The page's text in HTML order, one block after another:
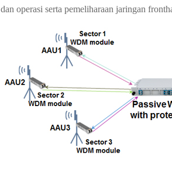
dan operasi serta pemeliharaan jaringan